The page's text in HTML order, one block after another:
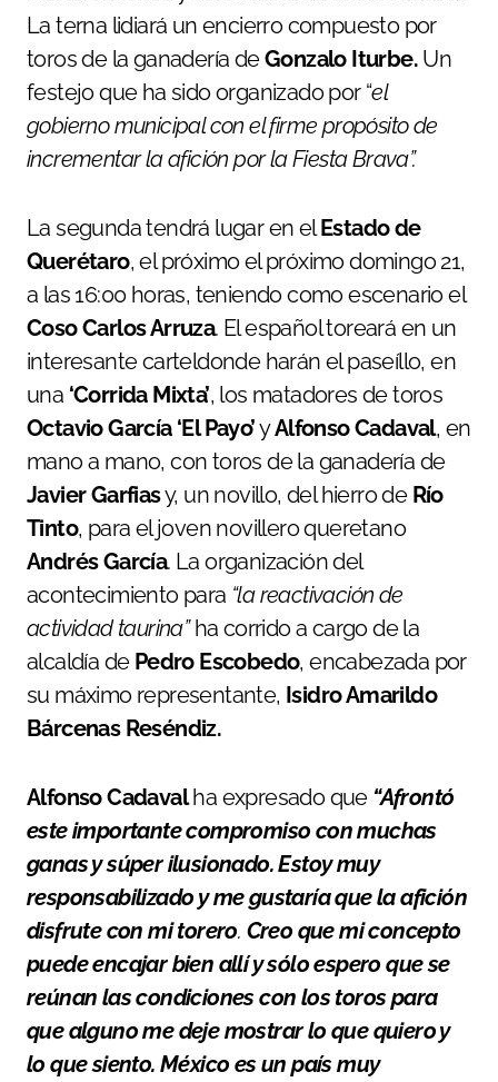
La terna lidiará un encierro compuesto por
toros de la ganadería deGonzalo Iturbe. Un
festejo que ha sido organizado por “el
gobierno municipal con el firme propósito de
incrementar la afición por la Fiesta Brava”.
La segunda tendrá lugar en elEstado de
Querétaro, el próximo el próximo domingo 21,
a las 16:00 horas, teniendo como escenario el
Coso Carlos Arruza. El español toreará en un
interesante carteldonde harán el paseíllo, en
una ‘Corrida Mixta’, los matadores de toros
Octavio García ‘El Payo’yAlfonso Cadaval, en
mano a mano, con toros de la ganadería de
Javier Garfiasy, un novillo, del hierro de Río
Tinto, para el joven novillero queretano
Andrés García. La organización del
acontecimiento para “la reactivación de
actividad taurina”ha corrido a cargo de la
alcaldía de Pedro Escobedo, encabezada por
su máximo representante, Isidro Amarildo
Bárcenas Reséndiz.
Alfonso Cadavalha expresado que “Afrontó
este importante compromiso con muchas
ganas y súper ilusionado. Estoy muy
responsabilizado y me gustaría quela afición
disfrute con mi torero. Creo que mi concepto
puede encajar bien allí y sólo espero que se
reúnan las condiciones con los toros para
que alguno me deje mostrar lo que quiero y
lo que siento. México es un país muy